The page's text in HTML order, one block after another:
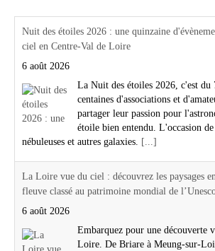
Nuit des étoiles 2026 : une quinzaine
ciel en Centre-Val de Loire
6 août 2026
La Nuit des étoiles 2026, c'est du
centaines d'associations et
partager leur passion pour
étoile bien entendu. L'occasion
nébuleuses et autres galaxies. [...]
La Loire vue du ciel : découvrez les paysages
fleuve classé au patrimoine mondial de
6 août 2026
Embarquez pour une découverte
Loire. De Briare à Meung-sur-